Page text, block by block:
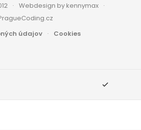
Webdesign by kennymax
údajov
Cookies